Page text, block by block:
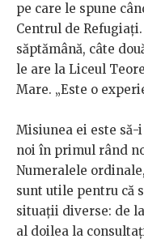
pe care le spune
Centrul de
săptămână, câte
le are la Liceul
Mare. „Este o
Misiunea ei este
noi în primul rând
Numeralele
sunt utile pentru că
situații diverse: de
al doilea la